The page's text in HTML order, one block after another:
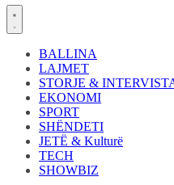
BALLINA
LAJMET
STORJE &
EKONOMI
SPORT
SHËNDETI
JETË & Kulturë
TECH
SHOWBIZ